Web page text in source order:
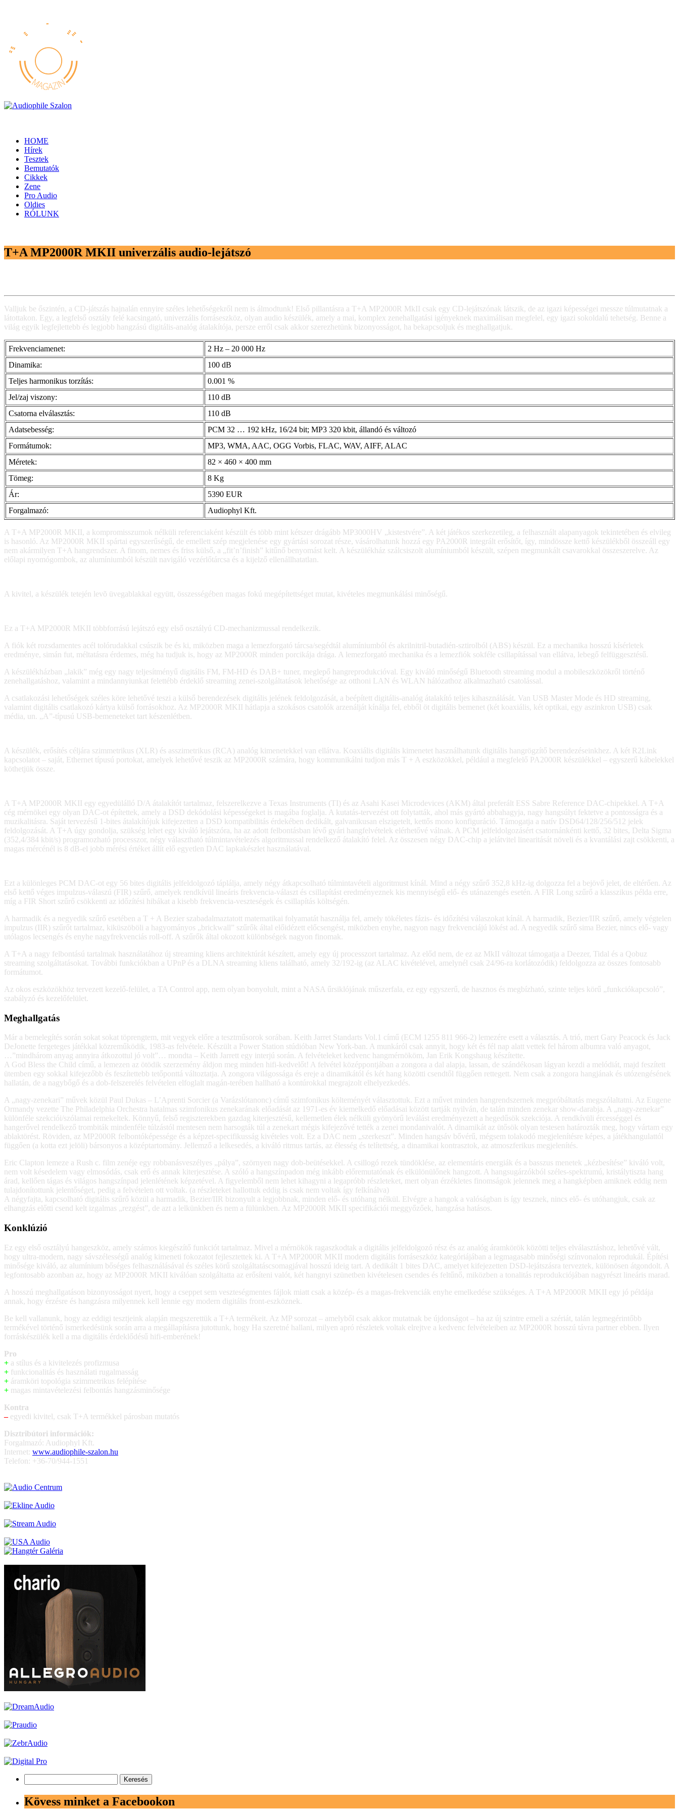
HOME
Hírek
Tesztek
Bemutatók
Cikkek
Zene
Pro Audio
Oldies
RÓLUNK
T+A MP2000R MKII univerzális audio-lejátszó
Valljuk be őszintén, a CD-játszás hajnalán ennyire széles lehetőségekről nem is álmodtunk! Első pillantásra a T+A MP2000R MkII csak egy CD-lejátszónak látszik, de az igazi képességei messze túlmutatnak a
látottakon. Egy, a legfelső osztály felé kacsingató, univerzális forráseszköz, olyan audio készülék, amely a mai, komplex zenehallgatási igényeknek maximálisan megfelel, egy igazi sokoldalú tehetség. Benne a
világ egyik legfejlettebb és legjobb hangzású digitális-analóg átalakítója, persze erről csak akkor szerezhetünk bizonyosságot, ha bekapcsoljuk és meghallgatjuk.
Frekvenciamenet:
2 Hz – 20 000 Hz
Dinamika:
100 dB
Teljes harmonikus torzítás:
0.001 %
Jel/zaj viszony:
110 dB
Csatorna elválasztás:
110 dB
Adatsebesség:
PCM 32 … 192 kHz, 16/24 bit; MP3 320 kbit, állandó és változó
Formátumok:
MP3, WMA, AAC, OGG Vorbis, FLAC, WAV, AIFF, ALAC
Méretek:
82 × 460 × 400 mm
Tömeg:
8 Kg
Ár:
5390 EUR
Forgalmazó:
Audiophyl Kft.
A T+A MP2000R MKII, a kompromisszumok nélküli referenciaként készült és több mint kétszer drágább MP3000HV „kistestvére”. A két játékos szerkezetileg, a felhasznált alapanyagok tekintetében és elvileg
is hasonló. Az MP2000R MKII spártai egyszerűségű, de emellett szép megjelenése egy gyártási sorozat része, vásárolhatunk hozzá egy PA2000R integrált erősítőt, így, mindössze kettő készülékből összeáll egy
nem akármilyen T+A hangrendszer. A finom, nemes és friss külső, a „fit’n’finish” kitűnő benyomást kelt. A készülékház szálcsiszolt alumíniumból készült, szépen megmunkált csavarokkal összeszerelve. Az
előlapi nyomógombok, az alumíniumból készült navigáló vezérlőtárcsa és a kijelző ellenállhatatlan.
A kivitel, a készülék tetején levõ üvegablakkal együtt, összességében magas fokú megépítettséget mutat, kivételes megmunkálási minőségű.
Ez a T+A MP2000R MKII többforrású lejátszó egy első osztályú CD-mechanizmussal rendelkezik.
A fiók két rozsdamentes acél tolórudakkal csúszik be és ki, miközben maga a lemezforgató tárcsa/segédtál alumíniumból és akrilnitril-butadién-sztirolból (ABS) készül. Ez a mechanika hosszú kísérletek
eredménye, simán fut, méltatásra érdemes, még ha tudjuk is, hogy az MP2000R minden porcikája drága. A lemezforgató mechanika és a lemezfiók sokféle csillapítással van ellátva, lebegő felfüggesztésű.
A készülékházban „lakik” még egy nagy teljesítményű digitális FM, FM-HD és DAB+ tuner, meglepő hangreprodukcióval. Egy kiváló minőségű Bluetooth streaming modul a mobileszközökről történő
zenehallgatáshoz, valamint a mindannyiunkat felettébb érdeklő streaming zenei-szolgáltatások lehetősége az otthoni LAN és WLAN hálózathoz alkalmazható csatolással.
A csatlakozási lehetőségek széles köre lehetővé teszi a külső berendezések digitális jelének feldolgozását, a beépített digitális-analóg átalakító teljes kihasználását. Van USB Master Mode és HD streaming,
valamint digitális csatlakozó kártya külső forrásokhoz. Az MP2000R MKII hátlapja a szokásos csatolók arzenálját kínálja fel, ebből öt digitális bemenet (két koaxiális, két optikai, egy aszinkron USB) csak
média, un. „A”-típusú USB-bemeneteket tart készenlétben.
A készülék, erősítés céljára szimmetrikus (XLR) és asszimetrikus (RCA) analóg kimenetekkel van ellátva. Koaxiális digitális kimenetet használhatunk digitális hangrögzítő berendezéseinkhez. A két R2Link
kapcsolatot – saját, Ethernet típusú portokat, amelyek lehetővé teszik az MP2000R számára, hogy kommunikálni tudjon más T + A eszközökkel, például a megfelelő PA2000R készülékkel – egyszerű kábelekkel
köthetjük össze.
A T+A MP2000R MKII egy egyedülálló D/A átalakítót tartalmaz, felszerelkezve a Texas Instruments (TI) és az Asahi Kasei Microdevices (AKM) által preferált ESS Sabre Reference DAC-chipekkel. A T+A
cég mérnökei egy olyan DAC-ot építettek, amely a DSD dekódolási képességeket is magába foglalja. A kutatás-tervezést ott folytatták, ahol más gyártó abbahagyja, nagy hangsúlyt fektetve a pontosságra és a
muzikalitásra. Saját tervezésű 1-bites átalakítójuk kifejezetten a DSD kompatibilitás érdekében dedikált, galvanikusan elszigetelt, kettős mono konfiguráció. Támogatja a natív DSD64/128/256/512 jelek
feldolgozását. A T+A úgy gondolja, szükség lehet egy kiváló lejátszóra, ha az adott felbontásban lévő gyári hangfelvételek elérhetővé válnak. A PCM jelfeldolgozásért csatornánkénti kettő, 32 bites, Delta Sigma
(352,4/384 kbit/s) programozható processzor, négy választható túlmintavételezés algoritmussal rendelkező átalakító felel. Az összesen négy DAC-chip a jelátvitel linearitását növeli és a kvantálási zajt csökkenti, a
magas mércénél is 8 dB-el jobb mérési értéket állít elő egyetlen DAC lapkakészlet használatával.
Ezt a különleges PCM DAC-ot egy 56 bites digitális jelfeldolgozó táplálja, amely négy átkapcsolható túlmintavételi algoritmust kínál. Mind a négy szűrő 352,8 kHz-ig dolgozza fel a bejövő jelet, de eltérően. Az
első kettő véges impulzus-válaszú (FIR) szűrő, amelyek rendkívül lineáris frekvencia-választ és csillapítást eredményeznek kis mennyiségű elő- és utánazengés esetén. A FIR Long szűrő a klasszikus példa erre,
míg a FIR Short szűrő csökkenti az időzítési hibákat a kisebb frekvencia-veszteségek és csillapítás költségén.
A harmadik és a negyedik szűrő esetében a T + A Bezier szabadalmaztatott matematikai folyamatát használja fel, amely tökéletes fázis- és időzítési válaszokat kínál. A harmadik, Bezier/IIR szűrő, amely végtelen
impulzus (IIR) szűrőt tartalmaz, kiküszöböli a hagyományos „brickwall” szűrők által előidézett előcsengést, miközben enyhe, nagyon nagy frekvenciájú lökést ad. A negyedik szűrő sima Bezier, nincs elő- vagy
utólagos lecsengés és enyhe nagyfrekvenciás roll-off. A szűrők által okozott különbségek nagyon finomak.
A T+A a nagy felbontású tartalmak használatához új streaming kliens architektúrát készített, amely egy új processzort tartalmaz. Az előd nem, de ez az MkII változat támogatja a Deezer, Tidal és a Qobuz
streaming szolgáltatásokat. További funkciókban a UPnP és a DLNA streaming kliens található, amely 32/192-ig (az ALAC kivételével, amelynél csak 24/96-ra korlátozódik) feldolgozza az összes fontosabb
formátumot.
Az okos eszközökhöz tervezett kezelő-felület, a TA Control app, nem olyan bonyolult, mint a NASA űrsiklójának műszerfala, ez egy egyszerű, de hasznos és megbízható, szinte teljes körű „funkciókapcsoló”,
szabályzó és kezelőfelület.
Meghallgatás
Már a bemelegítés során sokat sokat töprengtem, mit vegyek előre a tesztműsorok sorában. Keith Jarret Standarts Vol.1 című (ECM 1255 811 966-2) lemezére esett a választás. A trió, mert Gary Peacock és Jack
DeJonette fergeteges játékkal közreműködik, 1983-as felvétele. Készült a Power Station stúdióban New York-ban. A munkáról csak annyit, hogy két és fél nap alatt vettek fel három albumra való anyagot,
…”mindhárom anyag annyira átkozottul jó volt”… mondta – Keith Jarrett egy interjú során. A felvételeket kedvenc hangmérnököm, Jan Erik Kongshaug készítette.
A God Bless the Child című, a lemezen az ötödik szerzemény áldjon meg minden hifi-kedvelőt! A felvétel középpontjában a zongora a dal alapja, lassan, de szándékosan lágyan kezdi a melódiát, majd feszített
ütemben egy sokkal kifejezőbb és feszítettebb tetőponttá változtatja. A zongora világossága és ereje a dinamikától és két hang közötti csendtől függően rettegett. Nem csak a zongora hangjának és utózengésének
hallatán, de a nagybőgő és a dob-felszerelés felvételen elfoglalt magán-terében hallható a kontúrokkal megrajzolt elhelyezkedés.
A „nagy-zenekari” művek közül Paul Dukas – L’Aprenti Sorcier (a Varázslótanonc) című szimfonikus költeményét választottuk. Ezt a művet minden hangrendszernek megpróbáltatás megszólaltatni. Az Eugene
Ormandy vezette The Philadelphia Orchestra hatalmas szimfonikus zenekarának előadását az 1971-es év kiemelkedő előadásai között tartják nyilván, de talán minden zenekar show-darabja. A „nagy-zenekar”
különféle szekciói/szólamai remekeltek. Könnyű, felső regiszterekben gazdag kiterjesztésű, kellemetlen élek nélküli gyönyörű leválást eredményezett a hegedűsök szekciója. A rendkívüli ércességgel és
hangerővel rendelkező trombiták mindenféle túlzástól mentesen nem harsogták túl a zenekart mégis kifejezővé tették a zenei mondanivalót. A dinamikát az ütősök olyan testesen határozták meg, hogy vártam egy
ablaktörést. Röviden, az MP2000R felbontóképessége és a képzet-specifikusság kivételes volt. Ez a DAC nem „szerkeszt”. Minden hangsáv bővérű, mégsem tolakodó megjelenítésre képes, a játékhangulattól
függően (a kotta ezt jelöli) bársonyos a középtartomány. Jellemző a lelkesedés, a kiváló ritmus tartás, az élesség és telítettség, a dinamikai kontrasztok, az atmoszferikus megjelenítés.
Eric Clapton lemeze a Rush c. film zenéje egy robbanásveszélyes „pálya”, szörnyen nagy dob-beütésekkel. A csillogó rezek tündöklése, az elementáris energiák és a basszus menetek „kézbesítése” kiváló volt,
nem volt késedelem vagy elmosódás, csak erő és annak kiterjesztése. A szóló a hangszínpadon még inkább előremutatónak és elkülönülőnek hangzott. A hangsugárzókból széles-spektrumú, kristálytiszta hang
árad, kellően tágas és világos hangszínpad jelenlétének képzetével. A figyelemből nem lehet kihagyni a legapróbb részleteket, mert olyan érzékletes finomságok jelennek meg a hangképben amiknek eddig nem
tulajdonítottunk jelentőséget, pedig a felvételen ott voltak. (a részleteket hallottuk eddig is csak nem voltak így felkínálva)
A négyfajta, kapcsolható digitális szűrő közül a harmadik, Bezier/IIR bizonyult a legjobbnak, minden elő- és utóhang nélkül. Elvégre a hangok a valóságban is így tesznek, nincs elő- és utóhangjuk, csak az
elhangzás előtti csend kelt izgalmas „rezgést”, de azt a lelkünkben és nem a fülünkben. Az MP2000R MKII specifikációi meggyőzőek, hangzása hatásos.
Konklúzió
Ez egy első osztályú hangeszköz, amely számos kiegészítő funkciót tartalmaz. Mivel a mérnökök ragaszkodtak a digitális jelfeldolgozó rész és az analóg áramkörök közötti teljes elválasztáshoz, lehetővé vált,
hogy ultra-modern, nagy sávszélességű analóg kimeneti fokozatot fejlesztettek ki. A T+A MP2000R MKII modern digitális forráseszköz kategóriájában a legmagasabb minőségi színvonalon reprodukál. Építési
minősége kiváló, az alumínium bőséges felhasználásával és széles körű szolgáltatáscsomagjával hosszú ideig tart. A dedikált 1 bites DAC, amelyet kifejezetten DSD-lejátszásra terveztek, különösen átgondolt. A
legfontosabb azonban az, hogy az MP2000R MKII kiválóan szolgáltatta az erősíteni valót, két hangnyi szünetben kivételesen csendes és feltűnő, miközben a tonalitás reprodukciójában nagyrészt lineáris marad.
A hosszú meghallgatáson bizonyosságot nyert, hogy a cseppet sem veszteségmentes fájlok miatt csak a közép- és a magas-frekvenciák enyhe emelkedése szükséges. A T+A MP2000R MKII egy jó példája
annak, hogy érzésre és hangzásra milyennek kell lennie egy modern digitális front-eszköznek.
Be kell vallanunk, hogy az eddigi tesztjeink alapján megszerettük a T+A termékeit. Az MP sorozat – amelyből csak akkor mutatnak be újdonságot – ha az új szintre emeli a szériát, talán legmegérintőbb
termékével történő ismerkedésünk során arra a megállapításra jutottunk, hogy Ha szeretné hallani, milyen apró részletek voltak elrejtve a kedvenc felvételeiben az MP2000R hosszú távra partner ebben. Ilyen
forráskészülék kell a ma digitális érdeklődésű hifi-emberének!
Pro
+ a stílus és a kivitelezés profizmusa
+ funkcionalitás és használati rugalmasság
+ áramköri topológia szimmetrikus felépítése
+ magas mintavételezési felbontás hangzásminősége
Kontra
–egyedi kivitel, csak T+A termékkel párosban mutatós
Disztribútori információk:
Forgalmazó: Audiophyl Kft.
Internet: www.audiophile-szalon.hu
Telefon: +36-70/944-1551
Kövess minket a Facebookon